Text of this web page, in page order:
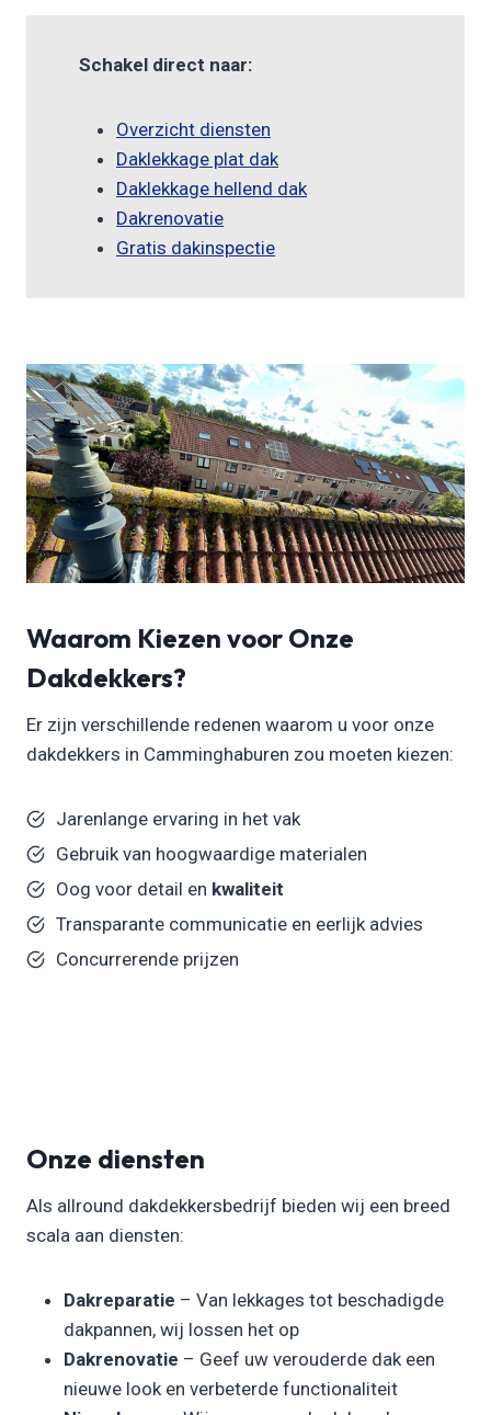
Schakel direct naar:
Overzicht diensten
Daklekkage plat dak
Daklekkage hellend dak
Dakrenovatie
Gratis dakinspectie
Waarom Kiezen voor Onze
Dakdekkers?
Er zijn verschillende redenen waarom u voor onze
dakdekkers in Camminghaburen zou moeten kiezen:
Jarenlange ervaring in het vak
Gebruik van hoogwaardige materialen
Oog voor detail en kwaliteit
Transparante communicatie en eerlijk advies
Concurrerende prijzen
Onze diensten
Als allround dakdekkersbedrijf bieden wij een breed
scala aan diensten:
Dakreparatie – Van lekkages tot beschadigde
dakpannen, wij lossen het op
Dakrenovatie – Geef uw verouderde dak een
nieuwe look en verbeterde functionaliteit